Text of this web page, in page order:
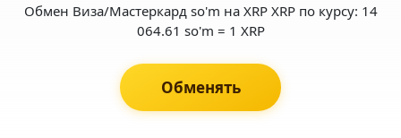
Обмен Виза/Мастеркард so'm на XRP XRP по курсу: 14
064.61 so'm = 1 XRP
Обменять